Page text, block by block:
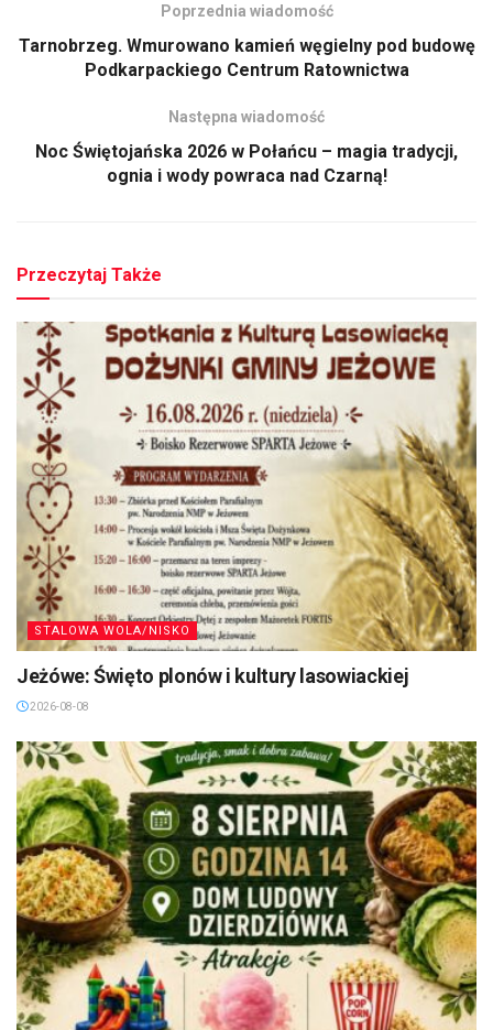
Poprzednia wiadomość
Tarnobrzeg. Wmurowano kamień węgielny pod budowę
Podkarpackiego Centrum Ratownictwa
Następna wiadomość
Noc Świętojańska 2026 w Połańcu – magia tradycji,
ognia i wody powraca nad Czarną!
Przeczytaj Także
STALOWA WOLA/NISKO
Jeżówe: Święto plonów i kultury lasowiackiej
2026-08-08